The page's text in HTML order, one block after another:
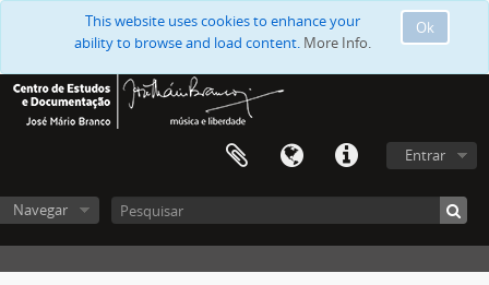
Ok
This website uses cookies to enhance your
ability to browse and load content. More Info.
Entrar
Navegar